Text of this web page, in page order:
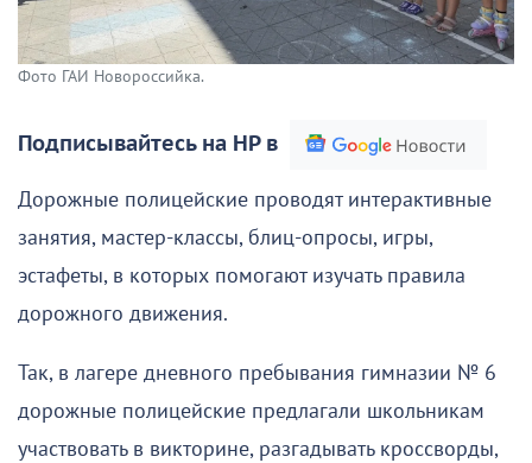
Фото ГАИ Новороссийка.
Подписывайтесь на НР в
Дорожные полицейские проводят интерактивные
занятия, мастер-классы, блиц-опросы, игры,
эстафеты, в которых помогают изучать правила
дорожного движения.
Так, в лагере дневного пребывания гимназии № 6
дорожные полицейские предлагали школьникам
участвовать в викторине, разгадывать кроссворды,